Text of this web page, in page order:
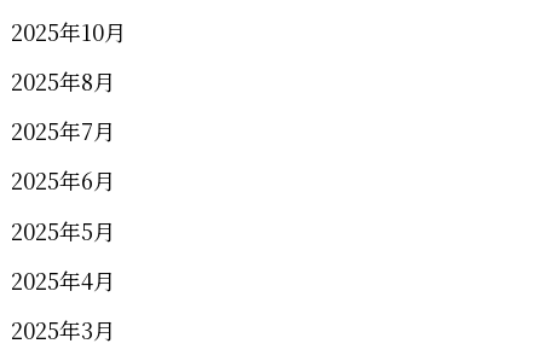
2025年10月
2025年8月
2025年7月
2025年6月
2025年5月
2025年4月
2025年3月